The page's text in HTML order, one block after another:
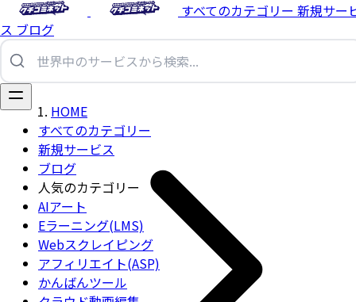
すべてのカテゴリー 新規サー
ス ブログ
すべてのカテゴリー
新規サービス
ブログ
人気のカテゴリー
AIアート
Eラーニング(LMS)
Webスクレイピング
アフィリエイト(ASP)
かんばんツール
HOME